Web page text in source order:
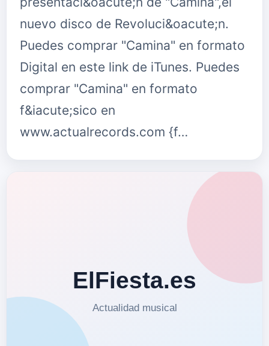
nuevo disco de Revoluci&oacute;n.
Puedes comprar "Camina" en formato
Digital en este link de iTunes. Puedes
comprar "Camina" en formato
f&iacute;sico en
www.actualrecords.com {f…